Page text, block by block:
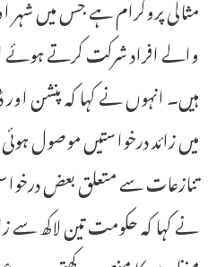
والے افراد شرکت کرتے
ہیں۔ انہوں نے کہا کہ پنشن
میں زائد درخواستیں موصول
تنازعات سے متعلق بعض
نے کہا کہ حکومت تین لاکھ سے